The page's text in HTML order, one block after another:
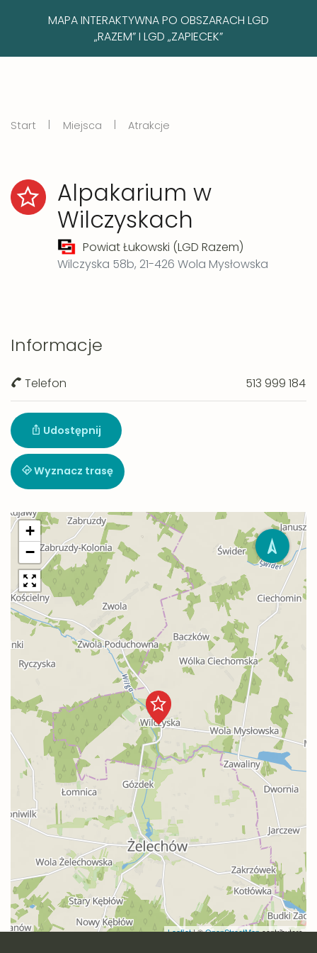
MAPA INTERAKTYWNA PO OBSZARACH LGD
„RAZEM” I LGD „ZAPIECEK”
Start | Miejsca | Atrakcje
Alpakarium w
Wilczyskach
Powiat Łukowski (LGD Razem)
Wilczyska 58b, 21-426 Wola Mysłowska
Informacje
Telefon 513 999 184
Udostępnij
Wyznacz trasę
+
−
Leaflet|©OpenStreetMapcontributors